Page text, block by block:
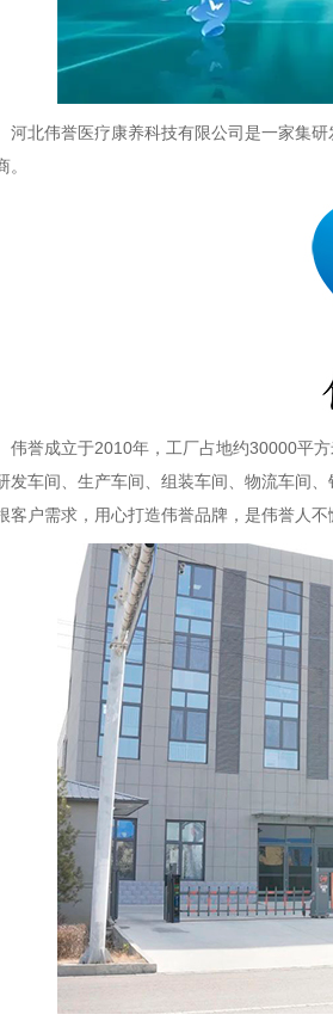
河北伟誉医疗康养科技有限公司是一家集
。
伟誉成立于2010年，工厂占地约30000平
发车间、生产车间、组装车间、物流车间
客户需求，用心打造伟誉品牌，是伟誉人不